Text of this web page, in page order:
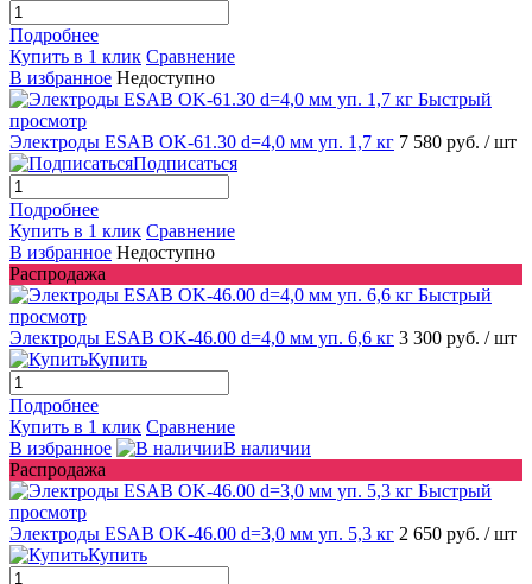
Подробнее
Купить в 1 клик Сравнение
В избранное Недоступно
Быстрый
просмотр
Электроды ESAB OK-61.30 d=4,0 мм уп. 1,7 кг 7 580 руб. / шт
Подписаться
Подробнее
Купить в 1 клик Сравнение
В избранное Недоступно
Распродажа
Быстрый
просмотр
Электроды ESAB OK-46.00 d=4,0 мм уп. 6,6 кг 3 300 руб. / шт
Купить
Подробнее
Купить в 1 клик Сравнение
В избранное
В наличии
Распродажа
Быстрый
просмотр
Электроды ESAB OK-46.00 d=3,0 мм уп. 5,3 кг 2 650 руб. / шт
Купить